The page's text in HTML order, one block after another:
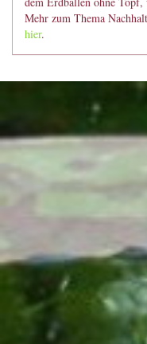
Mehr zum Thema
hier.